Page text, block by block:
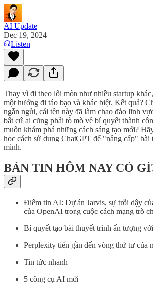
AI Update
Dec 19, 2024
Listen
Thay vì đi theo lối mòn như nhiều startup
một hướng đi táo bạo và khác biệt. Kết quả?
ngắn ngủi, cái tên này đã làm chao đảo lĩnh
bất cứ ai cũng phải tò mò về bí quyết thành
muốn khám phá những cách sáng tạo mới?
học cách sử dụng ChatGPT để "nâng cấp" bài
mình.
BẢN TIN HÔM NAY CÓ
Điểm tin AI: Dự án Jarvis, sự trỗi dậy
của OpenAI trong cuộc cách mạng trò
Bí quyết tạo bài thuyết trình ấn tượng
Perplexity tiến gần đến vòng thứ tư của
Tin tức nhanh
5 công cụ AI mới